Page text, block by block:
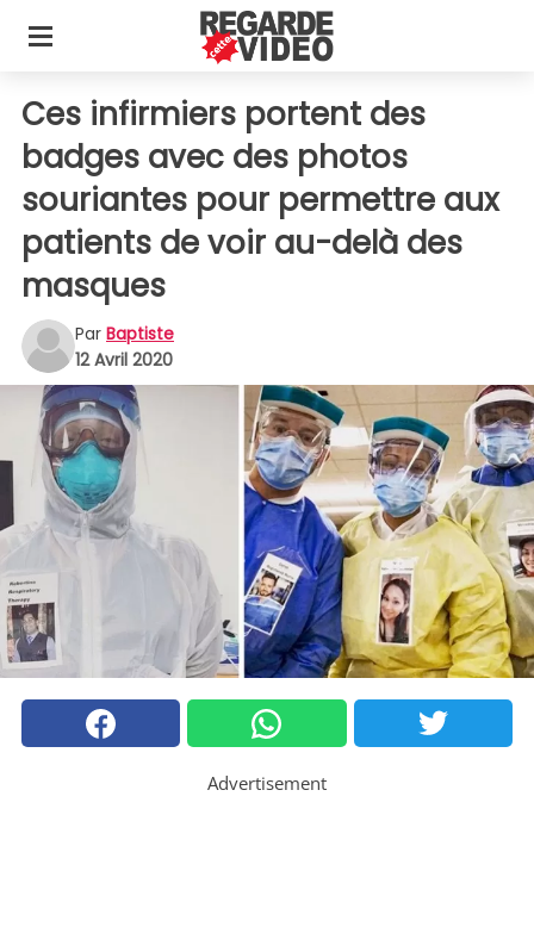
Ces infirmiers portent des
badges avec des photos
souriantes pour permettre aux
patients de voir au-delà des
masques
Par Baptiste
12 Avril 2020
Advertisement